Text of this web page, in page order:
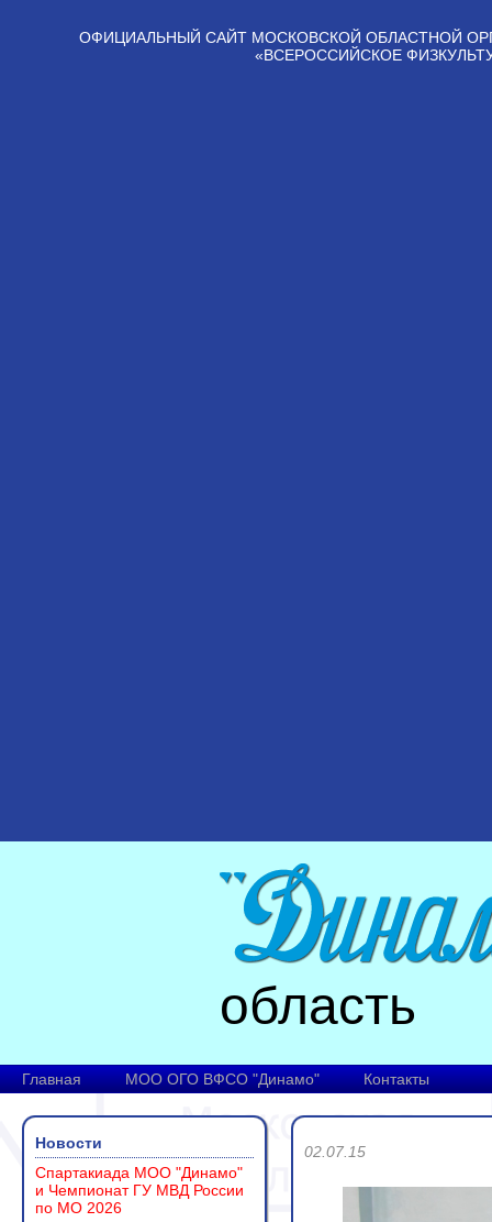
ОФИЦИАЛЬНЫЙ САЙТ МОСКОВСКОЙ ОБЛАСТНОЙ
«ВСЕРОССИЙСКОЕ
область
Главная МОО ОГО ВФСО "Динамо" Контакты
Новости
Спартакиада МОО "Динамо"
и Чемпионат ГУ МВД России
по МО 2026
02.07.15